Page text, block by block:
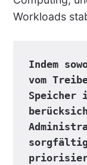
Workloads
Indem
vom
Speicher